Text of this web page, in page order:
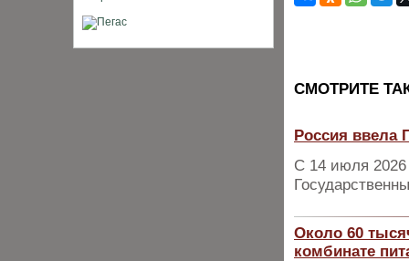
CМОТРИТЕ
Россия ввела
С 14 июля 2026
Около 60
комбинате